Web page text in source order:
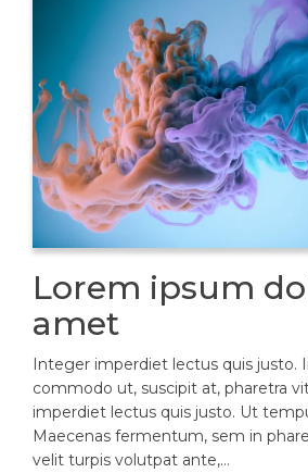
Lorem ipsum
amet
Integer imperdiet lectus quis justo.
commodo ut, suscipit at, pharetra
imperdiet lectus quis justo. Ut
Maecenas fermentum, sem in
velit turpis volutpat ante,…